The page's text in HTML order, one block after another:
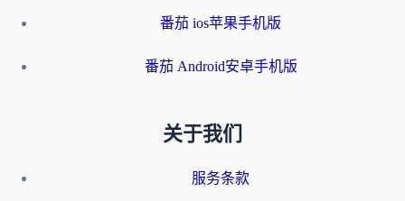
番茄 ios苹果手机版
番茄 Android安卓手机版
关于我们
服务条款